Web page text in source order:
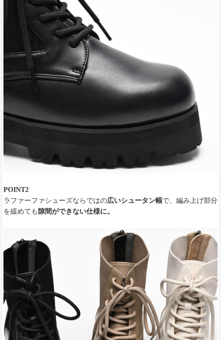
POINT2
ラファーファシューズならではの広いシュータン幅で、編み上げ部分
を緩めても 隙間ができない仕様に。